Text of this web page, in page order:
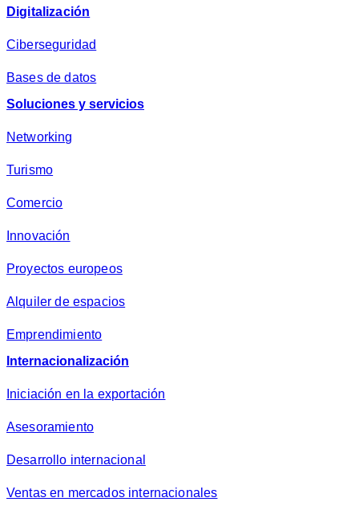
Digitalización
Ciberseguridad
Bases de datos
Soluciones y servicios
Networking
Turismo
Comercio
Innovación
Proyectos europeos
Alquiler de espacios
Emprendimiento
Internacionalización
Iniciación en la exportación
Asesoramiento
Desarrollo internacional
Ventas en mercados internacionales